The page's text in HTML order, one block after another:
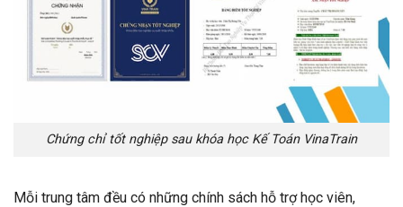
Chứng chỉ tốt nghiệp sau khóa học Kế Toán VinaTrain
Mỗi trung tâm đều có những chính sách hỗ trợ học viên,